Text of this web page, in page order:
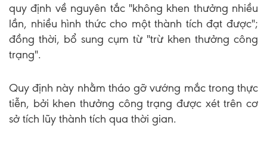
quy định về nguyên tắc "không khen thưởng nhiều
lần, nhiều hình thức cho một thành tích đạt được";
đồng thời, bổ sung cụm từ "trừ khen thưởng công
trạng".
Quy định này nhằm tháo gỡ vướng mắc trong thực
tiễn, bởi khen thưởng công trạng được xét trên cơ
sở tích lũy thành tích qua thời gian.